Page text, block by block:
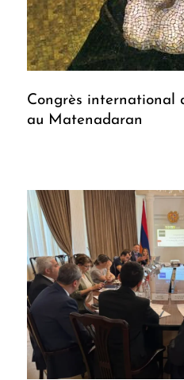
Congrès international
au Matenadaran